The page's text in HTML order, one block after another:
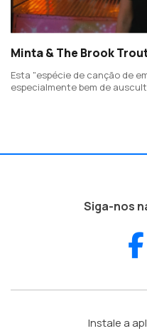
Minta & The Brook
Esta "espécie de canção de
especialmente bem de
Siga-nos
Instale a